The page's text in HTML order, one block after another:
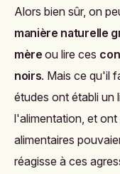
Alors bien sûr, on
manière naturelle
mère ou lire ces
noirs. Mais ce qu'il
études ont établi un
l'alimentation, et
alimentaires
réagisse à ces